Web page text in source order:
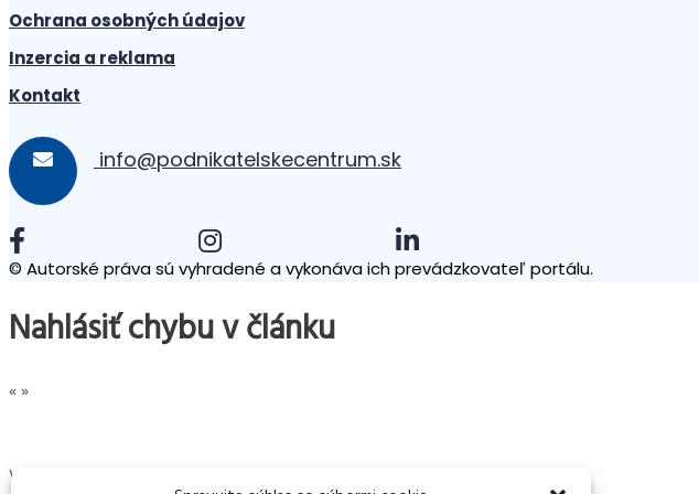
Ochrana osobných údajov
Inzercia a reklama
Kontakt
info@podnikatelskecentrum.sk
© Autorské práva sú vyhradené a vykonáva ich prevádzkovateľ portálu.
Nahlásiť chybu v článku
«»
Vaše meno